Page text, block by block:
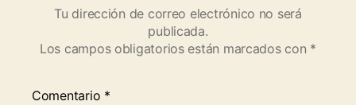
Tu dirección de correo electrónico no será
publicada.
Los campos obligatorios están marcados con *
Comentario *